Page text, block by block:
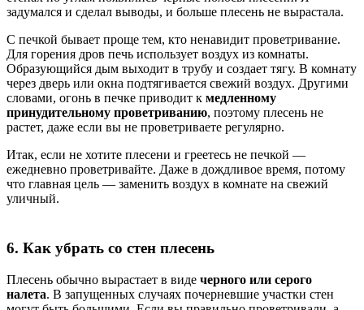
задумался и сделал выводы, и больше плесень не вырастала.
С печкой бывает проще тем, кто ненавидит проветривание.
Для горения дров печь использует воздух из комнаты.
Образующийся дым выходит в трубу и создает тягу. В комнату
через дверь или окна подтягивается свежий воздух. Другими
словами, огонь в печке приводит к медленному
принудительному проветриванию, поэтому плесень не
растет, даже если вы не проветриваете регулярно.
Итак, если не хотите плесени и греетесь не печкой —
ежедневно проветривайте. Даже в дождливое время, потому
что главная цель — заменить воздух в комнате на свежий
уличный.
6. Как убрать со стен плесень
Плесень обычно вырастает в виде черного или серого
налета. В запущенных случаях почерневшие участки стен